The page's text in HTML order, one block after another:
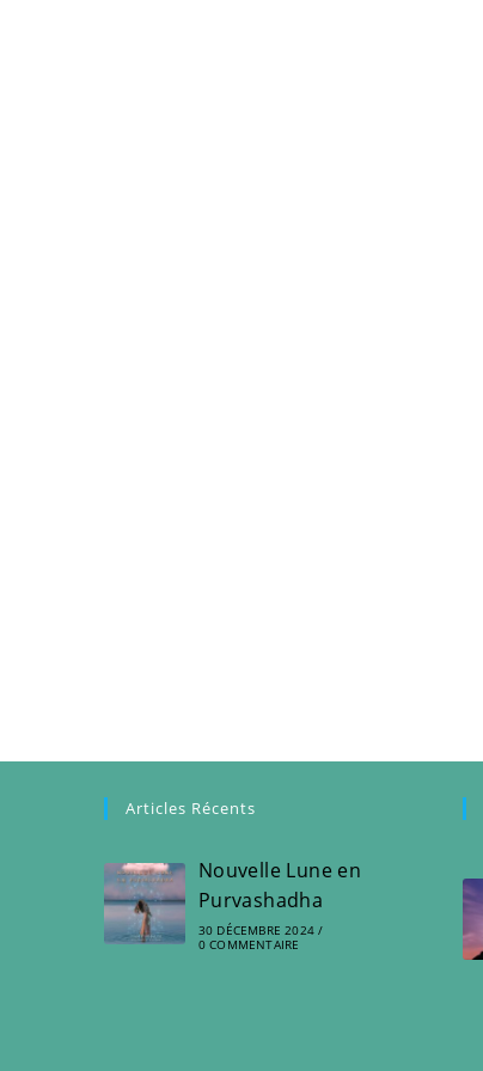
Articles Récents
Nouvelle Lune en
Purvashadha
30 DÉCEMBRE 2024 /
0 COMMENTAIRE